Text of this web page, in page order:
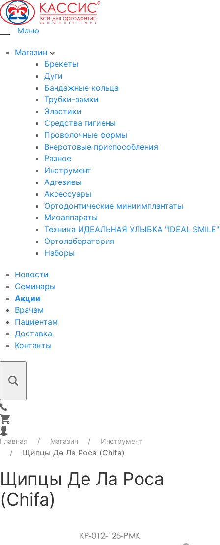
Меню
Магазин
Брекеты
Дуги
Бандажные кольца
Трубки-замки
Эластики
Средства гигиены
Проволочные формы
Внеротовые приспособления
Разное
Инструмент
Адгезивы
Аксессуары
Ортодонтические миниимплантаты
Миоаппараты
Техника ИДЕАЛЬНАЯ УЛЫБКА "IDEAL SMILE"
Ортолаборатория
Наборы
Новости
Семинары
Акции
Врачам
Пациентам
Доставка
Контакты
Главная Магазин Инструмент
Щипцы Де Ла Роса (Chifa)
Щипцы Де Ла Роса
(Chifa)